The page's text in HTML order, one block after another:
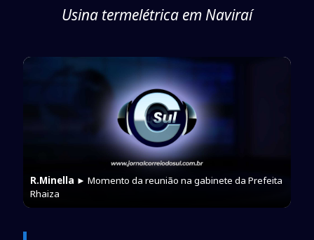
Usina termelétrica em Naviraí
R.Minella ► Momento da reunião na gabinete da Prefeita
Rhaiza